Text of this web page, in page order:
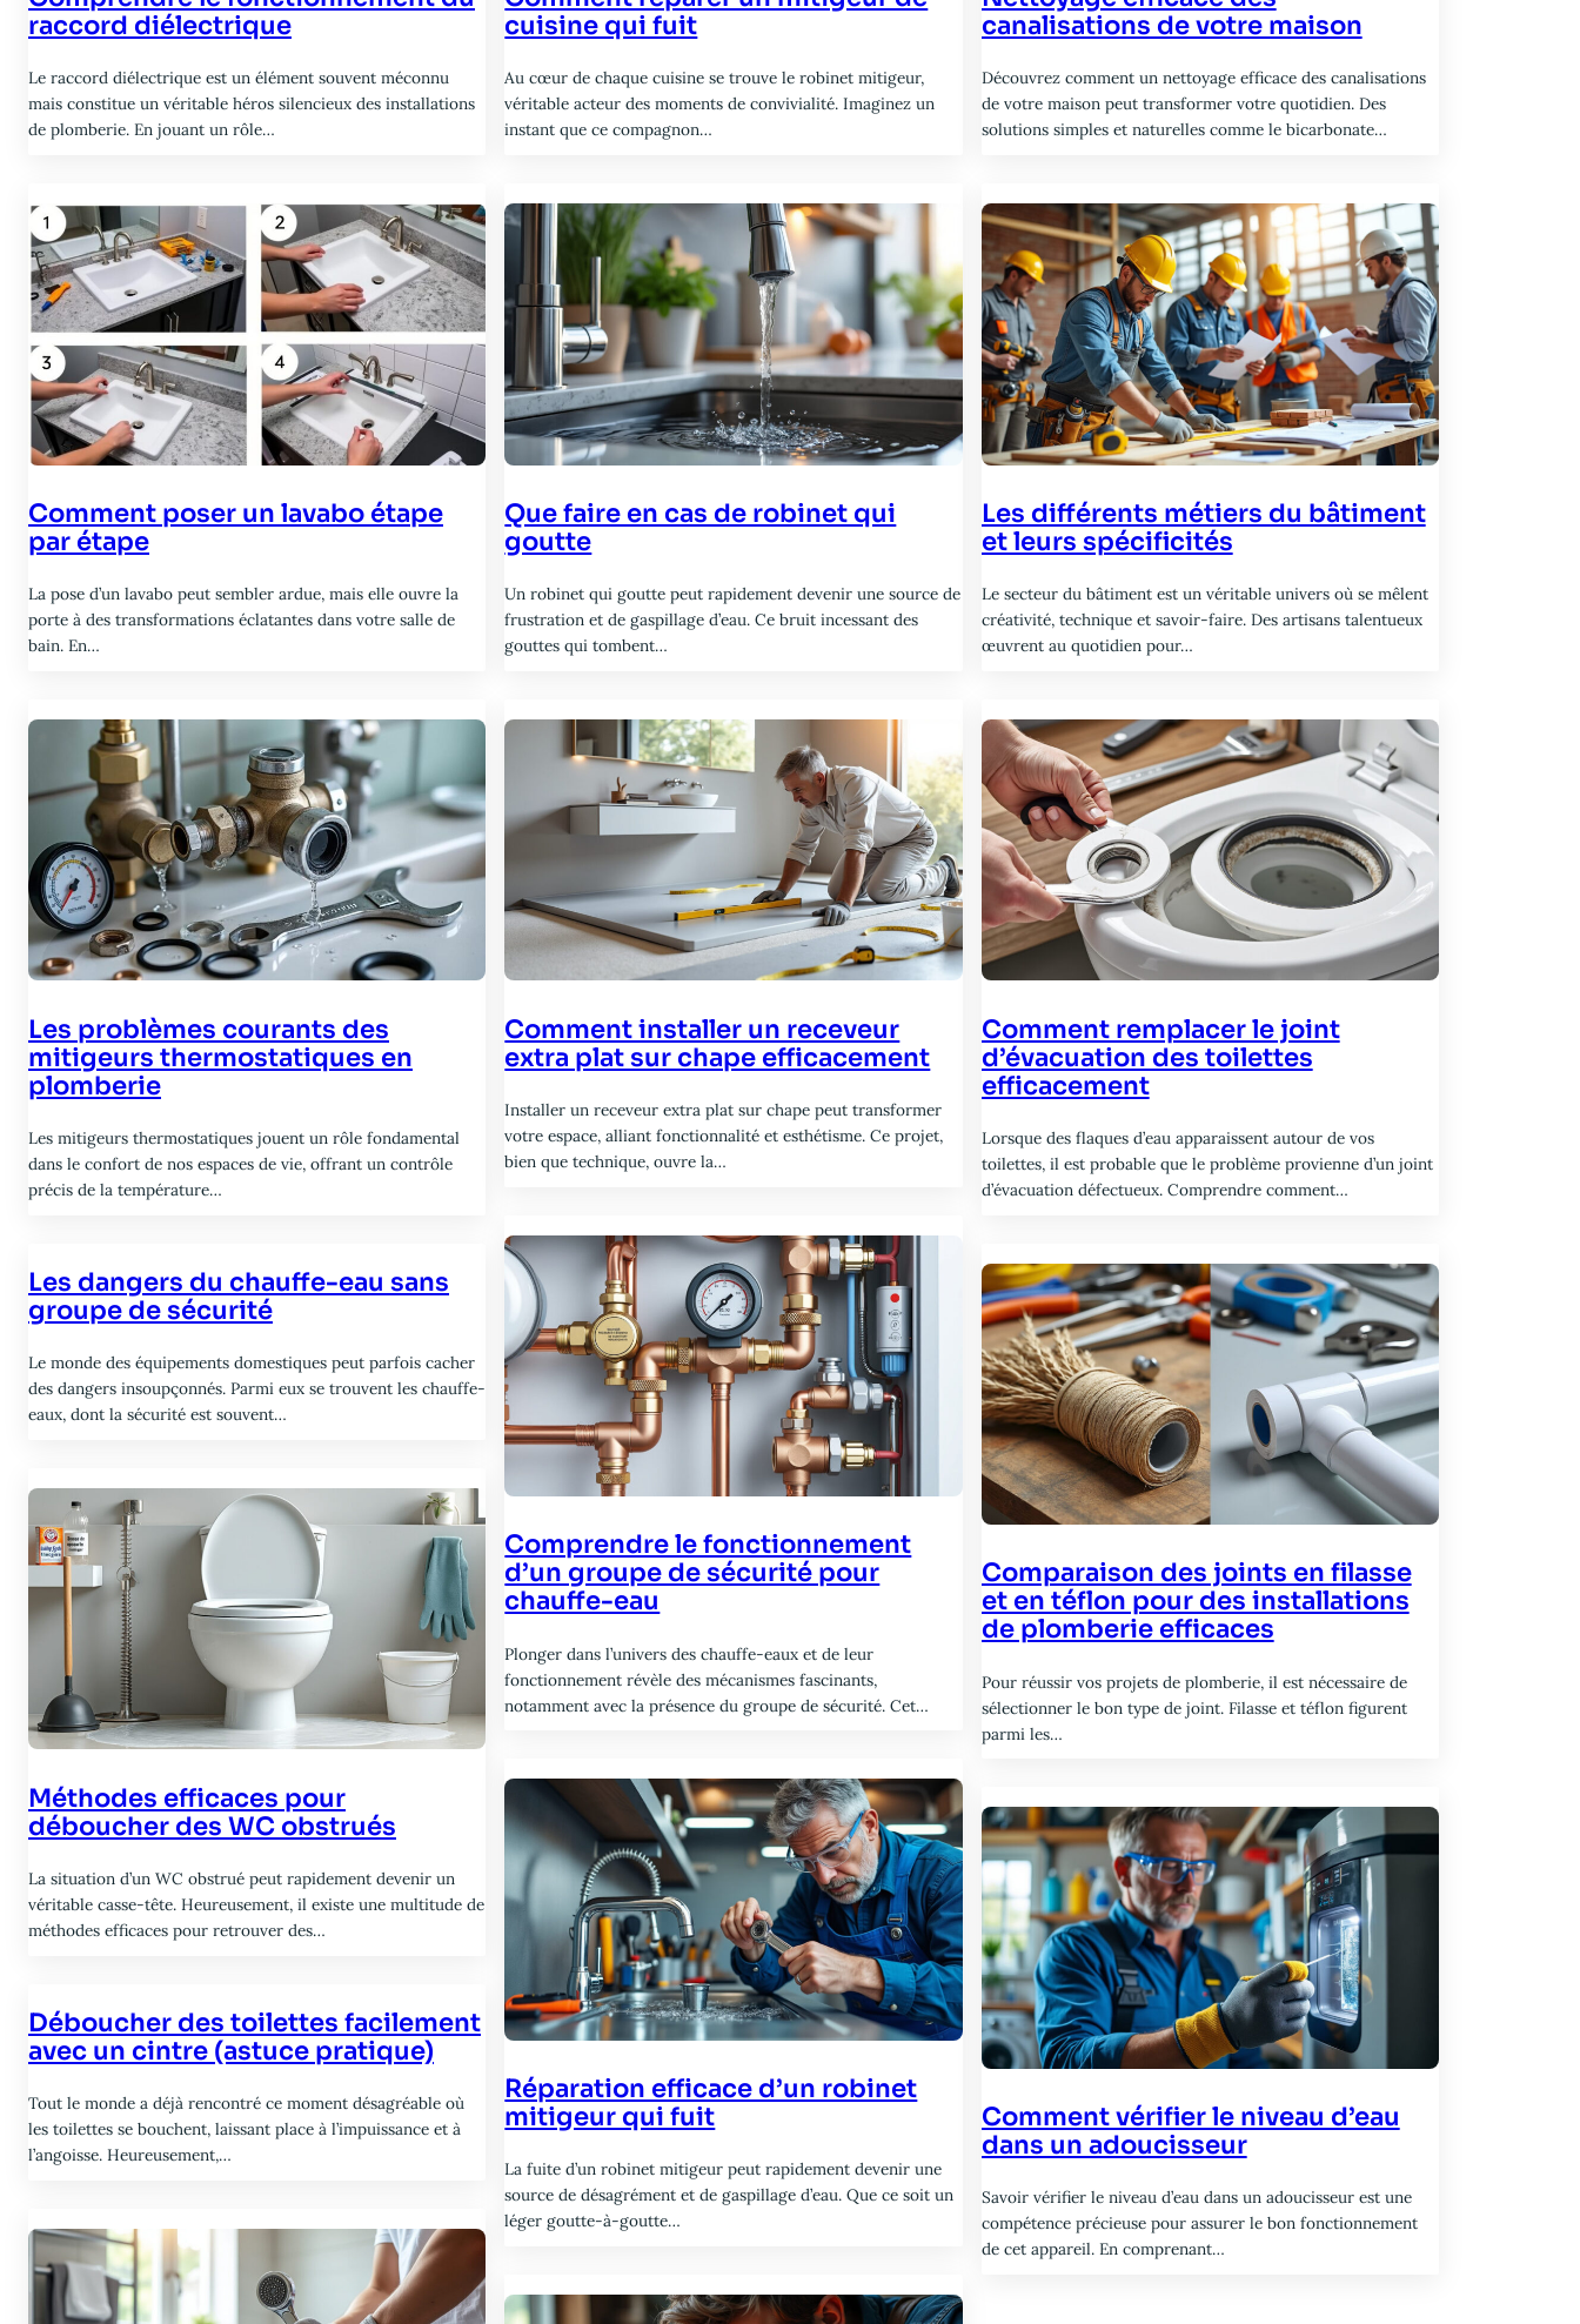
raccord diélectrique
Le raccord diélectrique est un élément souvent méconnu
mais constitue un véritable héros silencieux des installations
de plomberie. En jouant un rôle…
Comment poser un lavabo étape
par étape
La pose d’un lavabo peut sembler ardue, mais elle ouvre la
porte à des transformations éclatantes dans votre salle de
bain. En…
Les problèmes courants des
mitigeurs thermostatiques en
plomberie
Les mitigeurs thermostatiques jouent un rôle fondamental
dans le confort de nos espaces de vie, offrant un contrôle
précis de la température…
Les dangers du chauffe-eau sans
groupe de sécurité
Le monde des équipements domestiques peut parfois cacher
des dangers insoupçonnés. Parmi eux se trouvent les chauffe-
eaux, dont la sécurité est souvent…
Méthodes efficaces pour
déboucher des WC obstrués
La situation d’un WC obstrué peut rapidement devenir un
véritable casse-tête. Heureusement, il existe une multitude de
méthodes efficaces pour retrouver des…
Déboucher des toilettes facilement
avec un cintre (astuce pratique)
Tout le monde a déjà rencontré ce moment désagréable où
les toilettes se bouchent, laissant place à l’impuissance et à
l’angoisse. Heureusement,…
cuisine qui fuit
Au cœur de chaque cuisine se trouve le robinet mitigeur,
véritable acteur des moments de convivialité. Imaginez un
instant que ce compagnon…
Que faire en cas de robinet qui
goutte
Un robinet qui goutte peut rapidement devenir une source de
frustration et de gaspillage d’eau. Ce bruit incessant des
gouttes qui tombent…
Comment installer un receveur
extra plat sur chape efficacement
Installer un receveur extra plat sur chape peut transformer
votre espace, alliant fonctionnalité et esthétisme. Ce projet,
bien que technique, ouvre la…
Comprendre le fonctionnement
d’un groupe de sécurité pour
chauffe-eau
Plonger dans l’univers des chauffe-eaux et de leur
fonctionnement révèle des mécanismes fascinants,
notamment avec la présence du groupe de sécurité. Cet…
Réparation efficace d’un robinet
mitigeur qui fuit
La fuite d’un robinet mitigeur peut rapidement devenir une
source de désagrément et de gaspillage d’eau. Que ce soit un
léger goutte-à-goutte…
canalisations de votre maison
Découvrez comment un nettoyage efficace des canalisations
de votre maison peut transformer votre quotidien. Des
solutions simples et naturelles comme le bicarbonate…
Les différents métiers du bâtiment
et leurs spécificités
Le secteur du bâtiment est un véritable univers où se mêlent
créativité, technique et savoir-faire. Des artisans talentueux
œuvrent au quotidien pour…
Comment remplacer le joint
d’évacuation des toilettes
efficacement
Lorsque des flaques d’eau apparaissent autour de vos
toilettes, il est probable que le problème provienne d’un joint
d’évacuation défectueux. Comprendre comment…
Comparaison des joints en filasse
et en téflon pour des installations
de plomberie efficaces
Pour réussir vos projets de plomberie, il est nécessaire de
sélectionner le bon type de joint. Filasse et téflon figurent
parmi les…
Comment vérifier le niveau d’eau
dans un adoucisseur
Savoir vérifier le niveau d’eau dans un adoucisseur est une
compétence précieuse pour assurer le bon fonctionnement
de cet appareil. En comprenant…